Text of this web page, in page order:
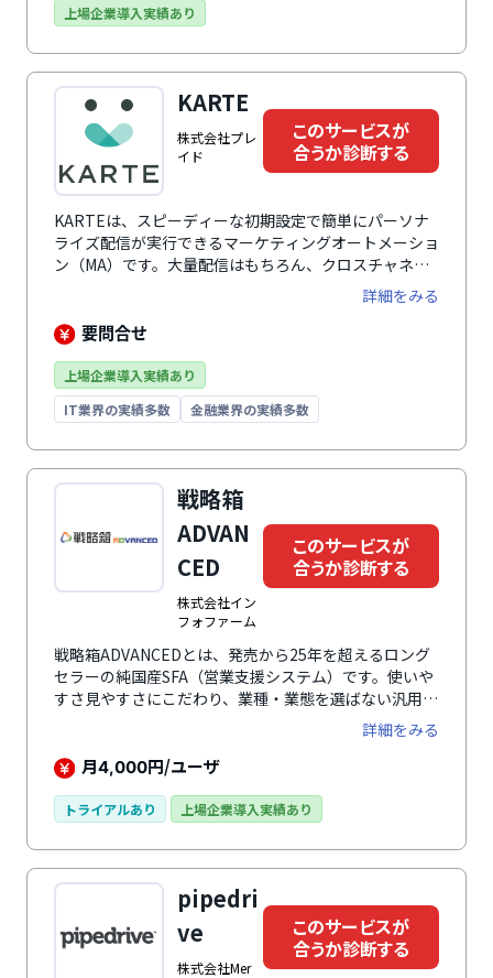
月のサービス提供開始から、累計導入数は1,500社・
ってきた実績と信頼で、企業規模問わず、業種も幅広い
企業で利用されています。
上場企業導入実績あり
KARTE
株式会社プレ
イド
このサービスが
合うか診断する
KARTEは、スピーディーな初期設定で簡単にパーソナ
ライズ配信が実行できるマーケティングオートメーショ
ン（MA）です。大量配信はもちろん、クロスチャネル
詳細をみる
要問合せ
上場企業導入実績あり
IT業界の実績多数
金融業界の実績多数
戦略箱
ADVAN
CED
株式会社イン
フォファーム
このサービスが
合うか診断する
戦略箱ADVANCEDとは、発売から25年を超えるロング
セラーの純国産SFA（営業支援システム）です。使いや
すさ見やすさにこだわり、業種・業態を選ばない汎用性
の高さが特徴で、10年以上の長期に渡り利用している
企業も多数。顧客情報を中心としたデータ構造となって
おり、顧客情報に紐づく全ての情報が1画面で把握でき
注・売上管理、各種集計、掲示板、クレーム管理、CSV
SFA/CRM製品には珍しい、地図情報を活用した区画管
理機能も搭載しています。導入から定着まで専任担当者
による充実したサポートが受けられるのも魅力です。
詳細をみる
月4,000円/ユーザ
トライアルあり 上場企業導入実績あり
pipedri
ve
株式会社Mer
このサービスが
合うか診断する